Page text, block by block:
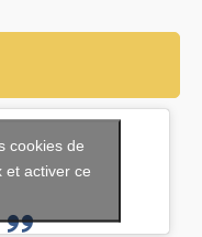
cookies de
et activer ce